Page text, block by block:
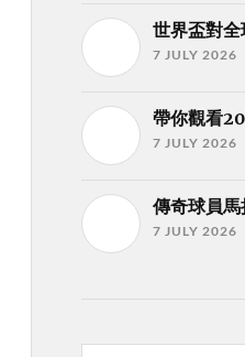
世界盃對
7 JULY 2026
帶你觀看
7 JULY 2026
傳奇球員馬
7 JULY 2026